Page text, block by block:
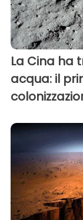
La Cina ha
acqua: il